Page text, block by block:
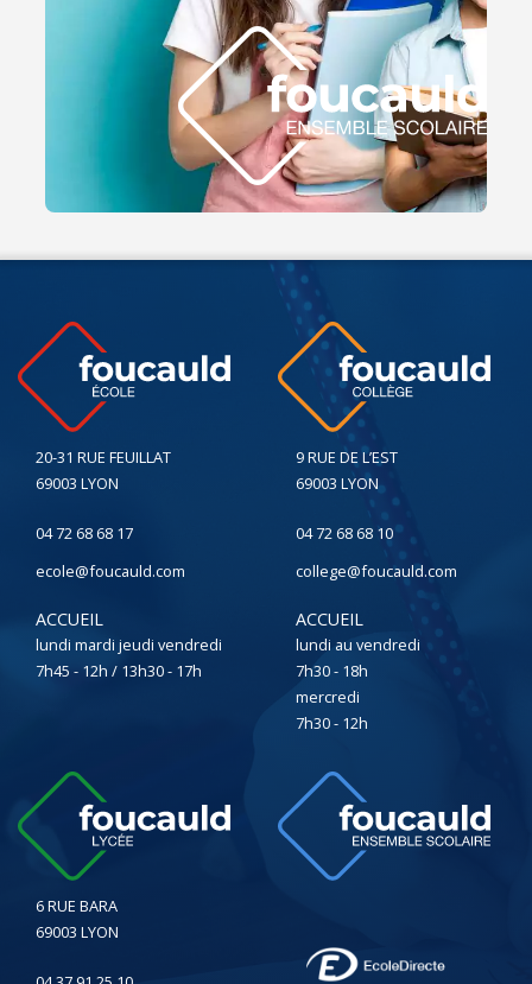
20-31 RUE FEUILLAT
69003 LYON
04 72 68 68 17
ecole@foucauld.com
ACCUEIL
lundi mardi jeudi vendredi
7h45 - 12h / 13h30 - 17h
9 RUE DE L’EST
69003 LYON
04 72 68 68 10
college@foucauld.com
ACCUEIL
lundi au vendredi
7h30 - 18h
mercredi
7h30 - 12h
6 RUE BARA
69003 LYON